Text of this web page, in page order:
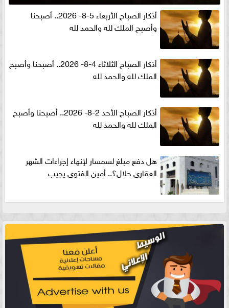
أذكار الصباح الأربعاء 5-8- 2026.. أصبحنا
وأصبح الملك لله والحمد لله
أذكار الصباح الثلاثاء 4-8- 2026.. أصبحنا وأصبح
الملك لله والحمد لله
أذكار الصباح الأحد 2-8- 2026.. أصبحنا وأصبح
الملك لله والحمد لله
هل دفع مبلغ لسمسار لإنهاء إجراءات الشهر
العقارى حلال؟.. أمين الفتوى يجيب